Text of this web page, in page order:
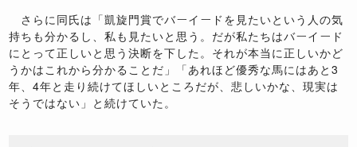
さらに同氏は「凱旋門賞でバーイードを見たいという人の気
持ちも分かるし、私も見たいと思う。だが私たちはバーイード
にとって正しいと思う決断を下した。それが本当に正しいかど
うかはこれから分かることだ」「あれほど優秀な馬にはあと3
年、4年と走り続けてほしいところだが、悲しいかな、現実は
そうではない」と続けていた。